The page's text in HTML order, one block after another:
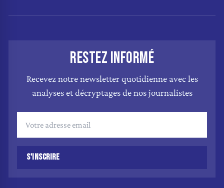
RESTEZ INFORMÉ
Recevez notre newsletter quotidienne avec les
analyses et décryptages de nos journalistes
S'INSCRIRE